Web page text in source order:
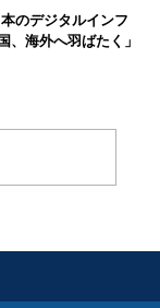
のデジタルインフ
海外へ羽ばたく」